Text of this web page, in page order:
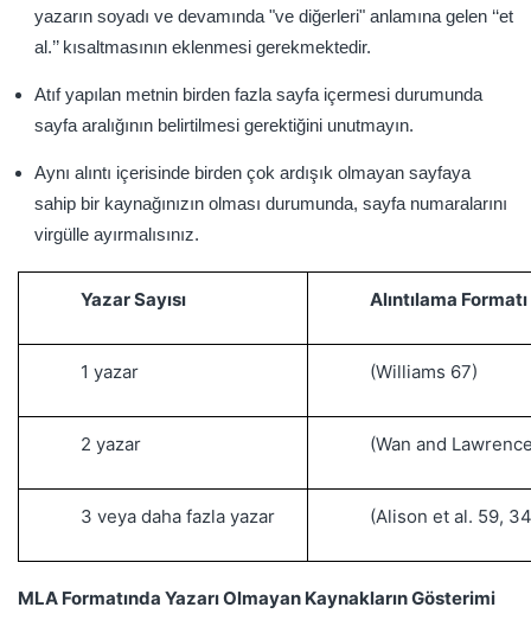
yazarın soyadı ve devamında "ve diğerleri" anlamına gelen ‘‘et
al.’’ kısaltmasının eklenmesi gerekmektedir.
Atıf yapılan metnin birden fazla sayfa içermesi durumunda
sayfa aralığının belirtilmesi gerektiğini unutmayın.
Aynı alıntı içerisinde birden çok ardışık olmayan sayfaya
sahip bir kaynağınızın olması durumunda, sayfa numaralarını
virgülle ayırmalısınız.
Yazar Sayısı Alıntılama Formatı
1 yazar (Williams 67)
2 yazar (Wan and
3 veya daha fazla yazar (Alison et al. 59,
MLA Formatında Yazarı Olmayan Kaynakların Gösterimi